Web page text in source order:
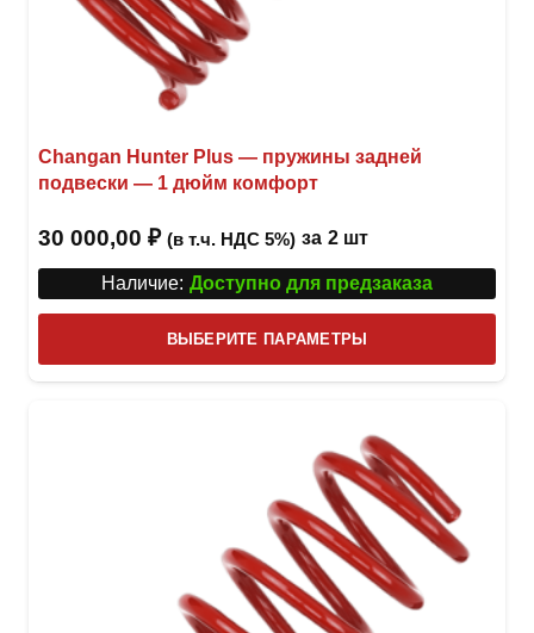
Changan Hunter Plus — пружины задней
подвески — 1 дюйм комфорт
30 000,00 ₽ (в т.ч. НДС 5%) за 2 шт
Наличие: Доступно для предзаказа
ВЫБЕРИТЕ ПАРАМЕТРЫ
товар